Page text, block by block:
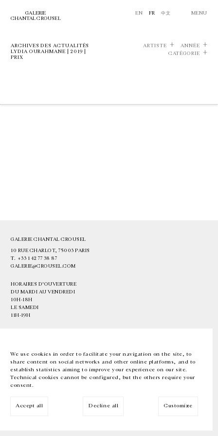
We use cookies in order to facilitate your navigation on the site, to
share content on social networks and other online platforms, and to
establish statistics aiming to improve your experience on our site.
Technical cookies cannot be configured, but the others require your
consent.
Accept all Decline all Customize
GALERIE
CHANTAL CROUSEL
EN FR 中文 MENU
ARCHIVES DES ACTUALITÉS
LYDIA OURAHMANE | 2019 |
PRIX
ARTISTE
ANNÉE
CATÉGORIE
GALERIE CHANTAL CROUSEL
10 RUE CHARLOT, 75003 PARIS
T. +33 1 42 77 38 87
GALERIE@CROUSEL.COM
HORAIRES D'OUVERTURE
DU MARDI AU VENDREDI
10H-18H
LE SAMEDI
11H-19H
EN FR 中文 Facebook Instagram
Inscrivez-vous à notre newsletter